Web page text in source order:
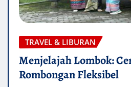
TRAVEL & LIBURAN
Menjelajah Lombok:
Rombongan Fleksibel